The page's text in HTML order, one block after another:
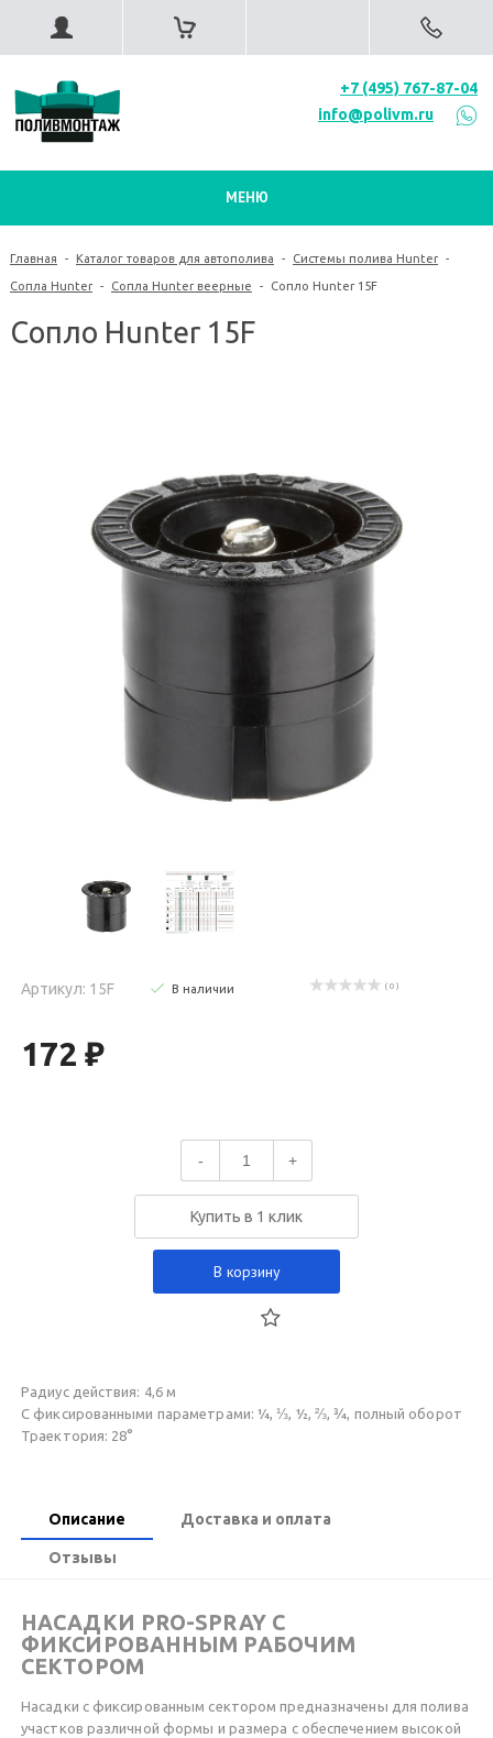
+7 (495) 767-87-04
info@polivm.ru
МЕНЮ
Главная - Каталог товаров для автополива - Системы полива Hunter -
Сопла Hunter - Сопла Hunter веерные - Сопло Hunter 15F
Сопло Hunter 15F
Артикул: 15F В наличии ( 0 )
172 ₽
- +
Купить в 1 клик
В корзину
Радиус действия: 4,6 м
С фиксированными параметрами: ¼, ⅓, ½, ⅔, ¾, полный оборот
Траектория: 28°
Описание Доставка и оплата
Отзывы
НАСАДКИ PRO-SPRAY С
ФИКСИРОВАННЫМ РАБОЧИМ
СЕКТОРОМ
Насадки с фиксированным сектором предназначены для полива
участков различной формы и размера с обеспечением высокой